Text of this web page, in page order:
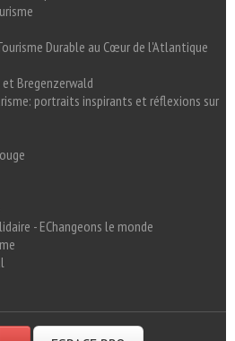
Durable au Cœur de l'Atlantique
et Bregenzerwald
portraits inspirants et réflexions sur
- EChangeons le monde